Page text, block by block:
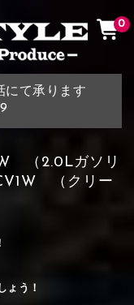
にて承ります
0
（2.0Lガソリ
（クリー
う！